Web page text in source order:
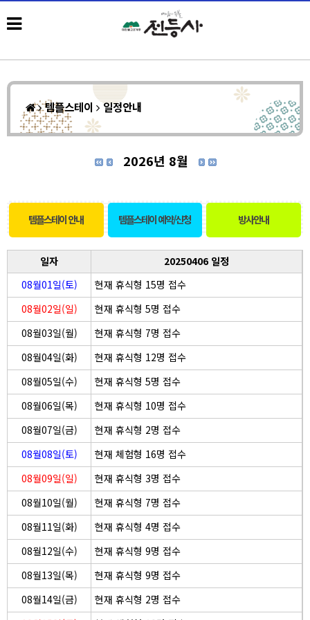
템플스테이 일정안내
2026년 8월
템플스테이 안내 템플스테이 예약/신청 방사안내
일자
20250406 일정
08월01일(토)
현재 휴식형 15명 접수
08월02일(일)
현재 휴식형 5명 접수
08월03일(월)
현재 휴식형 7명 접수
08월04일(화)
현재 휴식형 12명 접수
08월05일(수)
현재 휴식형 5명 접수
08월06일(목)
현재 휴식형 10명 접수
08월07일(금)
현재 휴식형 2명 접수
08월08일(토)
현재 체험형 16명 접수
08월09일(일)
현재 휴식형 3명 접수
08월10일(월)
현재 휴식형 7명 접수
08월11일(화)
현재 휴식형 4명 접수
08월12일(수)
현재 휴식형 9명 접수
08월13일(목)
현재 휴식형 9명 접수
08월14일(금)
현재 휴식형 2명 접수